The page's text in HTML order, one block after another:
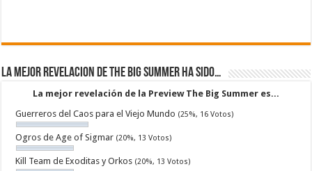
La mejor revelacion de The Big Summer ha sido…
La mejor revelación de la Preview The Big Summer es...
Guerreros del Caos para el Viejo Mundo (25%, 16 Votos)
Ogros de Age of Sigmar (20%, 13 Votos)
Kill Team de Exoditas y Orkos (20%, 13 Votos)